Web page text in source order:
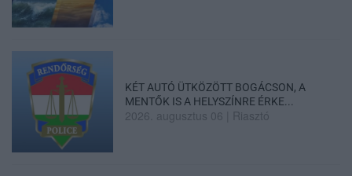
KÉT AUTÓ ÜTKÖZÖTT BOGÁCSON, A
MENTŐK IS A HELYSZÍNRE ÉRKE...
2026. augusztus 06 Riasztó